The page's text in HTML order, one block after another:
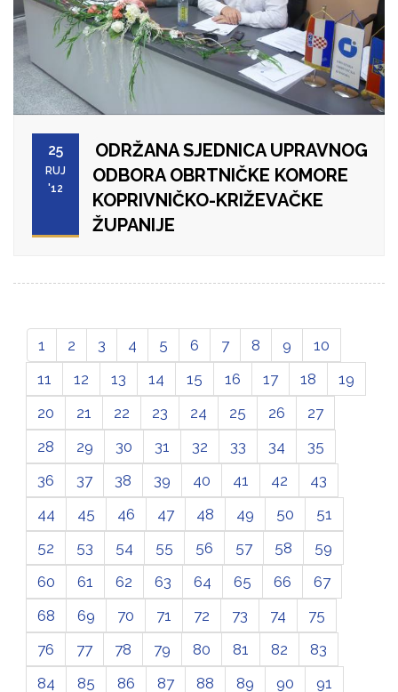
25
RUJ
'12
ODRŽANA SJEDNICA UPRAVNOG
ODBORA OBRTNIČKE KOMORE
KOPRIVNIČKO-KRIŽEVAČKE
ŽUPANIJE
1 2 3 4 5 6 7 8 9
10
11
12 13 14 15 16 17 18
19
20
21 22 23 24 25 26
27
28
29 30 31 32 33 34
35
36
37 38 39 40 41 42
43
44
45 46 47 48 49 50
51
52
53 54 55 56 57 58
59
60
61 62 63 64 65 66
67
68
69 70 71 72 73 74
75
76
77 78 79 80 81 82
83
84
85 86 87 88 89 90
91